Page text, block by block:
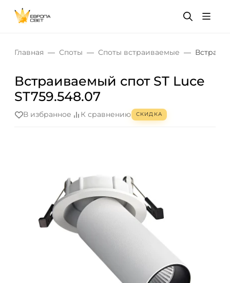
Главная Споты Споты встраиваемые
Встраиваемый спот ST Luce
ST759.548.07
В избранное К сравнению СКИДКА